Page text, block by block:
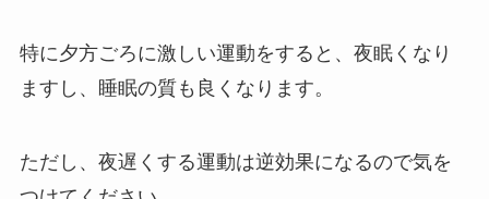
特に夕方ごろに激しい運動をすると、夜眠くなり
ますし、睡眠の質も良くなります。
ただし、夜遅くする運動は逆効果になるので気を